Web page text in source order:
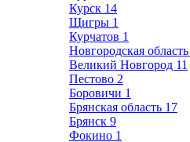
Курск 14
Щигры 1
Курчатов 1
Новгородская область
Великий Новгород 11
Пестово 2
Боровичи 1
Брянская область 17
Брянск 9
Фокино 1